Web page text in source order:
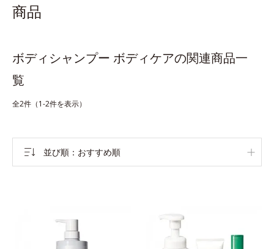
商品
ボディシャンプー ボディケアの関連商品一
覧
全2件（1-2件を表示）
並び順 おすすめ順